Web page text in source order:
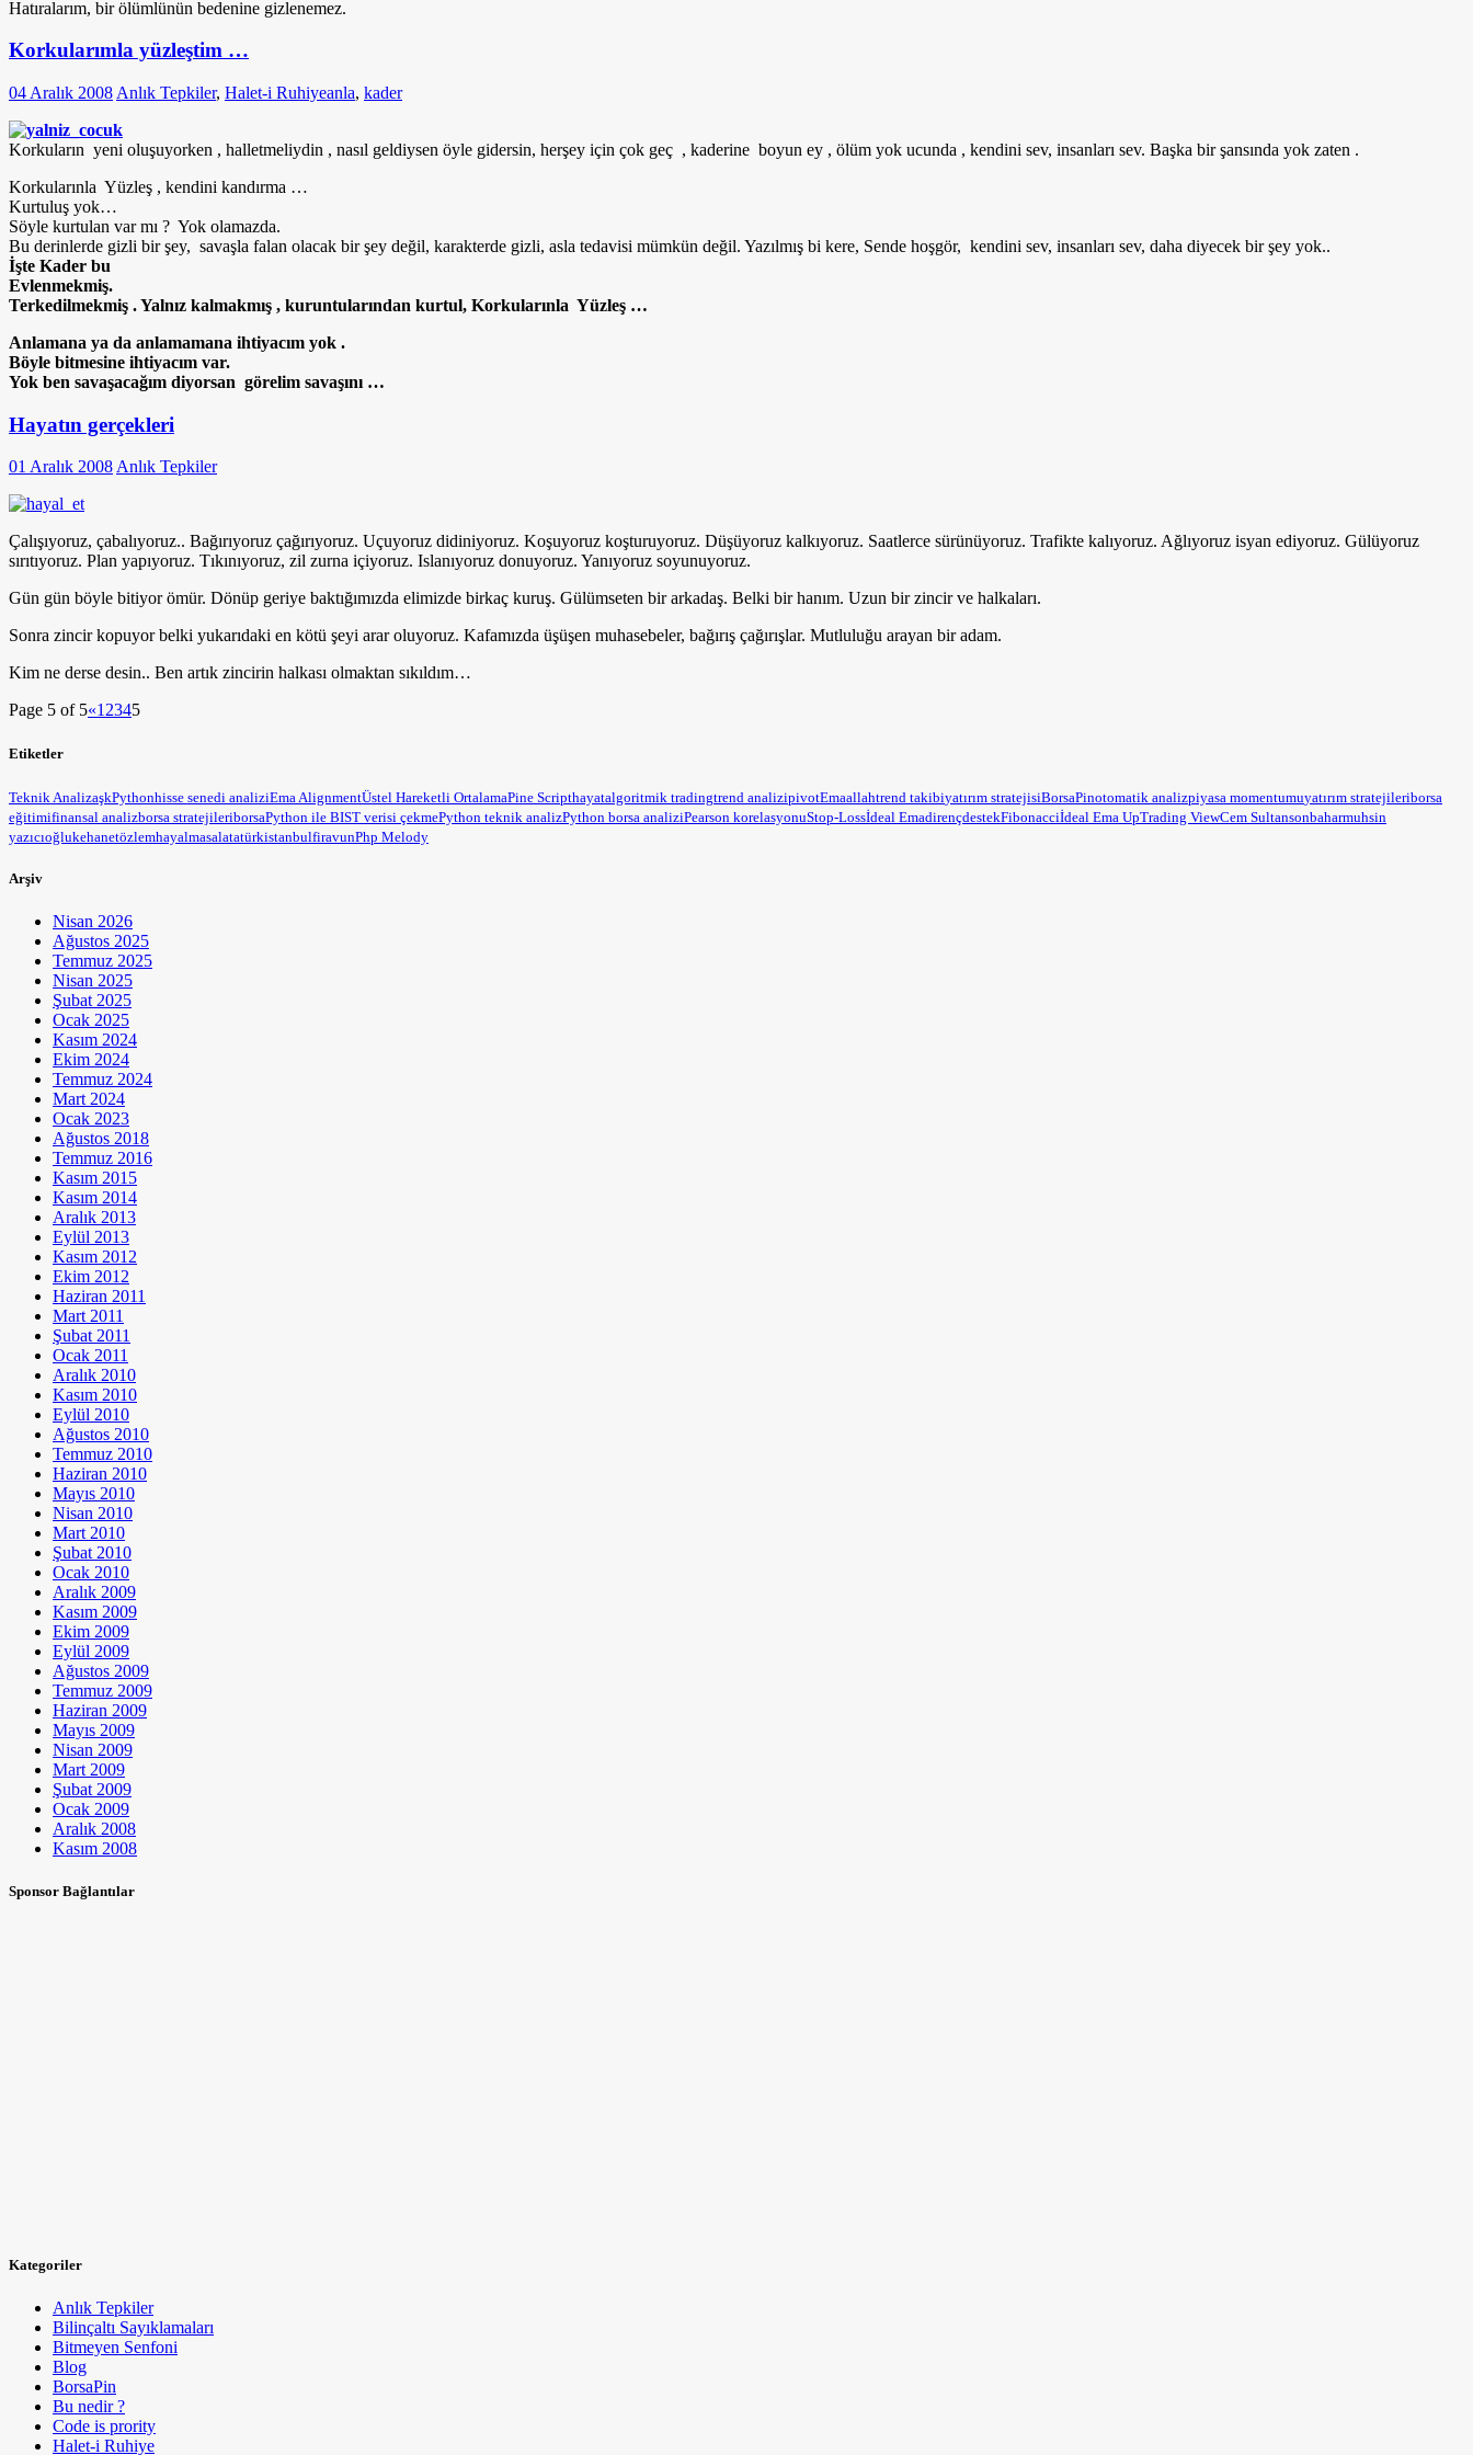
Hatıralarım, bir ölümlünün bedenine gizlenemez.
Korkularımla yüzleştim …
04 Aralık 2008 Anlık Tepkiler, Halet-i Ruhiyeanla, kader
Korkuların yeni oluşuyorken , halletmeliydin , nasıl geldiysen öyle gidersin, herşey için çok geç , kaderine boyun ey , ölüm yok ucunda , kendini sev, insanları sev. Başka bir şansında yok zaten .
Korkularınla Yüzleş , kendini kandırma …
Kurtuluş yok…
Söyle kurtulan var mı ? Yok olamazda.
Bu derinlerde gizli bir şey, savaşla falan olacak bir şey değil, karakterde gizli, asla tedavisi mümkün değil. Yazılmış bi kere, Sende hoşgör, kendini sev, insanları sev, daha diyecek bir şey yok..
İşte Kader bu
Evlenmekmiş.
Terkedilmekmiş . Yalnız kalmakmış , kuruntularından kurtul, Korkularınla Yüzleş …
Anlamana ya da anlamamana ihtiyacım yok .
Böyle bitmesine ihtiyacım var.
Yok ben savaşacağım diyorsan görelim savaşını …
Hayatın gerçekleri
01 Aralık 2008Anlık Tepkiler
Çalışıyoruz, çabalıyoruz.. Bağırıyoruz çağırıyoruz. Uçuyoruz didiniyoruz. Koşuyoruz koşturuyoruz. Düşüyoruz kalkıyoruz. Saatlerce sürünüyoruz. Trafikte kalıyoruz. Ağlıyoruz isyan ediyoruz. Gülüyoruz
sırıtıyoruz. Plan yapıyoruz. Tıkınıyoruz, zil zurna içiyoruz. Islanıyoruz donuyoruz. Yanıyoruz soyunuyoruz.
Gün gün böyle bitiyor ömür. Dönüp geriye baktığımızda elimizde birkaç kuruş. Gülümseten bir arkadaş. Belki bir hanım. Uzun bir zincir ve halkaları.
Sonra zincir kopuyor belki yukarıdaki en kötü şeyi arar oluyoruz. Kafamızda üşüşen muhasebeler, bağırış çağırışlar. Mutluluğu arayan bir adam.
Kim ne derse desin.. Ben artık zincirin halkası olmaktan sıkıldım…
Page 5 of 5«12345
Etiketler
Teknik AnalizaşkPythonhisse senedi analiziEma AlignmentÜstel Hareketli OrtalamaPine Scripthayatalgoritmik tradingtrend analizipivotEmaallahtrend takibiyatırım stratejisiBorsaPinotomatik analizpiyasa momentumuyatırım stratejileriborsa
eğitimifinansal analizborsa stratejileriborsaPython ile BIST verisi çekmePython teknik analizPython borsa analiziPearson korelasyonuStop-Lossİdeal EmadirençdestekFibonacciİdeal Ema UpTrading ViewCem Sultansonbaharmuhsin
yazıcıoğlukehanetözlemhayalmasalatatürkistanbulfiravunPhp Melody
Arşiv
Nisan 2026
Ağustos 2025
Temmuz 2025
Nisan 2025
Şubat 2025
Ocak 2025
Kasım 2024
Ekim 2024
Temmuz 2024
Mart 2024
Ocak 2023
Ağustos 2018
Temmuz 2016
Kasım 2015
Kasım 2014
Aralık 2013
Eylül 2013
Kasım 2012
Ekim 2012
Haziran 2011
Mart 2011
Şubat 2011
Ocak 2011
Aralık 2010
Kasım 2010
Eylül 2010
Ağustos 2010
Temmuz 2010
Haziran 2010
Mayıs 2010
Nisan 2010
Mart 2010
Şubat 2010
Ocak 2010
Aralık 2009
Kasım 2009
Ekim 2009
Eylül 2009
Ağustos 2009
Temmuz 2009
Haziran 2009
Mayıs 2009
Nisan 2009
Mart 2009
Şubat 2009
Ocak 2009
Aralık 2008
Kasım 2008
Sponsor Bağlantılar
Kategoriler
Anlık Tepkiler
Bilinçaltı Sayıklamaları
Bitmeyen Senfoni
Blog
BorsaPin
Bu nedir ?
Code is prority
Halet-i Ruhiye